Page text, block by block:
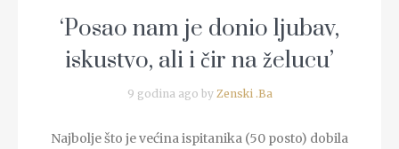
‘Posao nam je donio ljubav,
iskustvo, ali i čir na želucu’
9 godina ago by Zenski .Ba
Najbolje što je većina ispitanika (50 posto) dobila